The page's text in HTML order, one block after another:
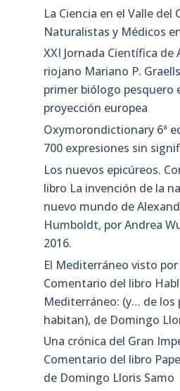
La Ciencia en el Valle del
Naturalistas y Médicos
XXI Jornada Científica de
riojano Mariano P.
primer biólogo pesquero
proyección europea
Oxymorondictionary 6ª
700 expresiones sin
Los nuevos epicúreos.
libro La invención de la
nuevo mundo de
Humboldt, por Andrea
2016.
El Mediterráneo visto
Comentario del libro
Mediterráneo: (y… de los
habitan), de Domingo
Una crónica del Gran
Comentario del libro
de Domingo Lloris Samo